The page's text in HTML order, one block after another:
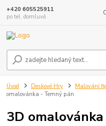
+420 605525911
po tel. domluvě
Úvod Deskové Hry Malování
omalovánka - Temný pán
3D